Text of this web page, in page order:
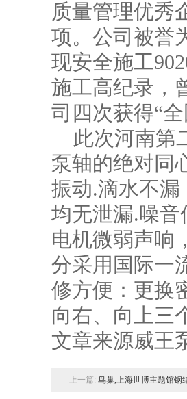
质量管理优秀
项。公司被誉
现安全施工
施工高纪录，
司四次获得“
此次河南第
泵轴的绝对同
振动.滴水不
均无泄漏.噪
电机微弱声响
分采用国际一
修方便：更换
向右、向上三
文章来源威王
上一篇: 鸟巢,上海世博主题馆钢结构施工企业-上海宝冶集